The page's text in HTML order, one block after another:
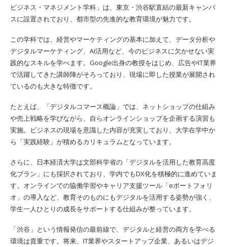
ビジネス・マネジメント学科」は、東京・渋谷駅直結の最新キャンパ
スに設置されており、都市型の先進的な教育環境が魅力です。
この学科では、経営やマーケティングの基本に加えて、データ分析や
デジタルマーケティング、AI活用など、今のビジネスに欠かせない実
践的なスキルを学べます。Google出身の教授をはじめ、広告やIT業界
で活躍してきた講師陣がそろっており、現場に即した授業が展開され
ているのも大きな特徴です。
たとえば、「デジタルコマース概論」では、ネットショップの仕組み
や売上戦略を学びながら、自らオンラインショップを企画する演習も
実施。ビジネスの現場を意識した内容が充実しており、大学在学中か
ら「実践経験」が積めるカリキュラムとなっています。
さらに、日本経済大学は文部科学省の「デジタルを活用した教育高度
化プラン」にも採択されており、学内でもDX化を積極的に進めていま
す。オンラインでの協働学習やキャリア支援ツール「eポートフォリ
オ」の導入など、教育そのものにもデジタルを活用する姿勢が強く、
学生一人ひとりの成長をサポートする仕組みが整っています。
「渋谷」という情報発信の最前線で、デジタルと経営の両方を学べる
環境は貴重です。将来、IT業界やスタートアップ企業、あるいはデジ